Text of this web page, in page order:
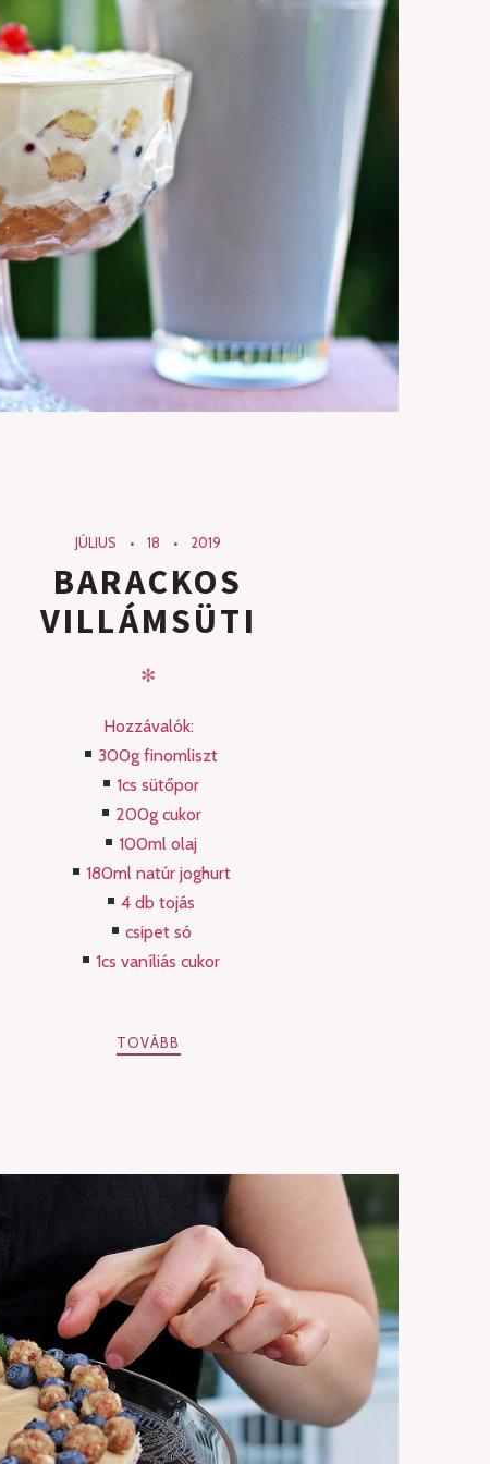
JÚLIUS 18 2019
BARACKOS
VILLÁMSÜTI
✻
Hozzávalók:
300g finomliszt
1cs sütőpor
200g cukor
100ml olaj
180ml natúr joghurt
4 db tojás
csipet só
1cs vaníliás cukor
TOVÁBB